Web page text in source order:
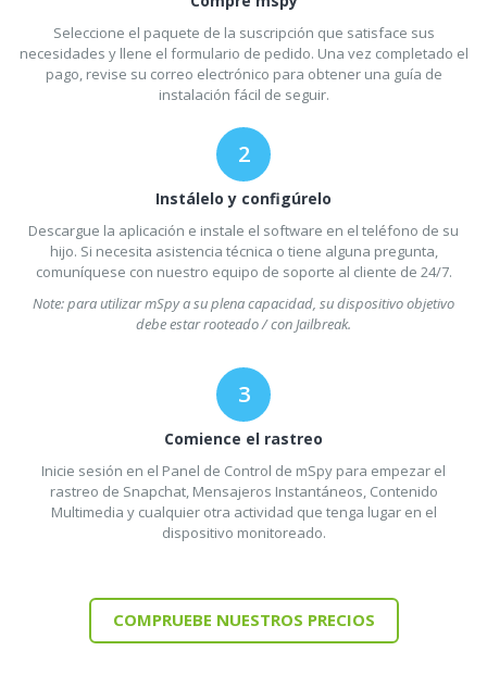
Seleccione el paquete de la suscripción que satisface sus
necesidades y llene el formulario de pedido. Una vez completado el
pago, revise su correo electrónico para obtener una guía de
instalación fácil de seguir.
Instálelo y configúrelo
Descargue la aplicación e instale el software en el teléfono de su
hijo. Si necesita asistencia técnica o tiene alguna pregunta,
comuníquese con nuestro equipo de soporte al cliente de 24/7.
Note: para utilizar mSpy a su plena capacidad, su dispositivo objetivo
debe estar rooteado / con Jailbreak.
Comience el rastreo
Inicie sesión en el Panel de Control de mSpy para empezar el
rastreo de Snapchat, Mensajeros Instantáneos, Contenido
Multimedia y cualquier otra actividad que tenga lugar en el
dispositivo monitoreado.
COMPRUEBE NUESTROS PRECIOS